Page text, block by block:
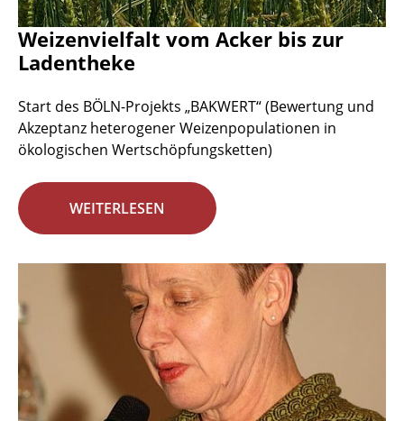
Weizenvielfalt vom Acker bis zur
Ladentheke
Start des BÖLN-Projekts „BAKWERT“ (Bewertung und
Akzeptanz heterogener Weizenpopulationen in
ökologischen Wertschöpfungsketten)
WEITERLESEN